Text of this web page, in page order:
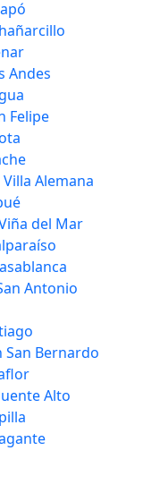
Andes
Felipe
Alemana
del Mar
Antonio
San Bernardo
Alto